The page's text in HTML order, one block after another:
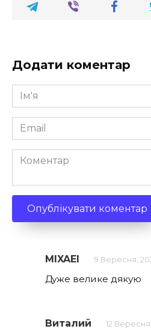
Додати коментар
Ім'я
*
Email
*
Коментар
MIXAEI 9 Вересня,
Дуже велике дякую
Виталий 12